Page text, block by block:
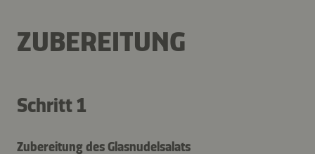
ZUBEREITUNG
Schritt 1
Zubereitung des Glasnudelsalats